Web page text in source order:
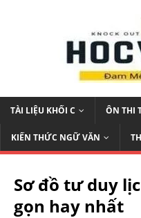
TÀI LIỆU KHỐI C ÔN THI
KIẾN THỨC NGỮ VĂN
Sơ đồ tư duy
gọn hay nhất